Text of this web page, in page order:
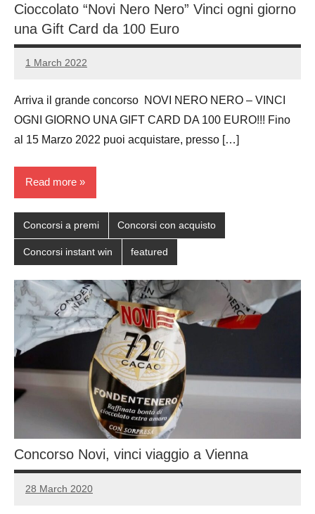
Cioccolato “Novi Nero Nero” Vinci ogni giorno
una Gift Card da 100 Euro
1 March 2022
Luca
No
Arriva il grande concorso NOVI NERO NERO – VINCI
OGNI GIORNO UNA GIFT CARD DA 100 EURO!!! Fino
al 15 Marzo 2022 puoi acquistare, presso […]
Read more
Concorsi a premi Concorsi con acquisto
Concorsi instant win featured
Concorso Novi, vinci viaggio a Vienna
28 March 2020
Luca
No